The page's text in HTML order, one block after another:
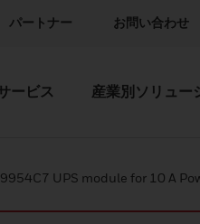
パートナー お問い合わせ
ービス 産業別ソリュー
UPS module for 10 A